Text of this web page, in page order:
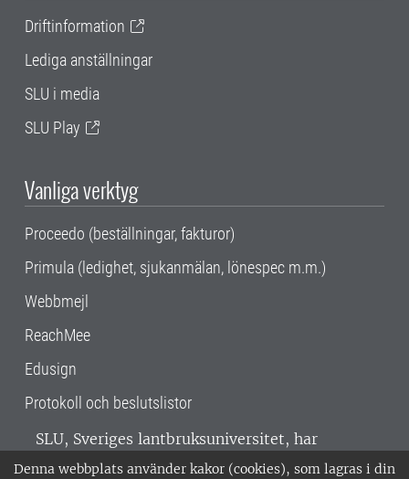
Denna webbplats använder kakor (cookies), som lagras i din
Driftinformation
Lediga anställningar
SLU i media
SLU Play
Vanliga verktyg
Proceedo (beställningar, fakturor)
Primula (ledighet, sjukanmälan, lönespec m.m.)
Webbmejl
ReachMee
Edusign
Protokoll och beslutslistor
SLU, Sveriges lantbruksuniversitet, har
verksamhet över hela Sverige. Huvudorter är